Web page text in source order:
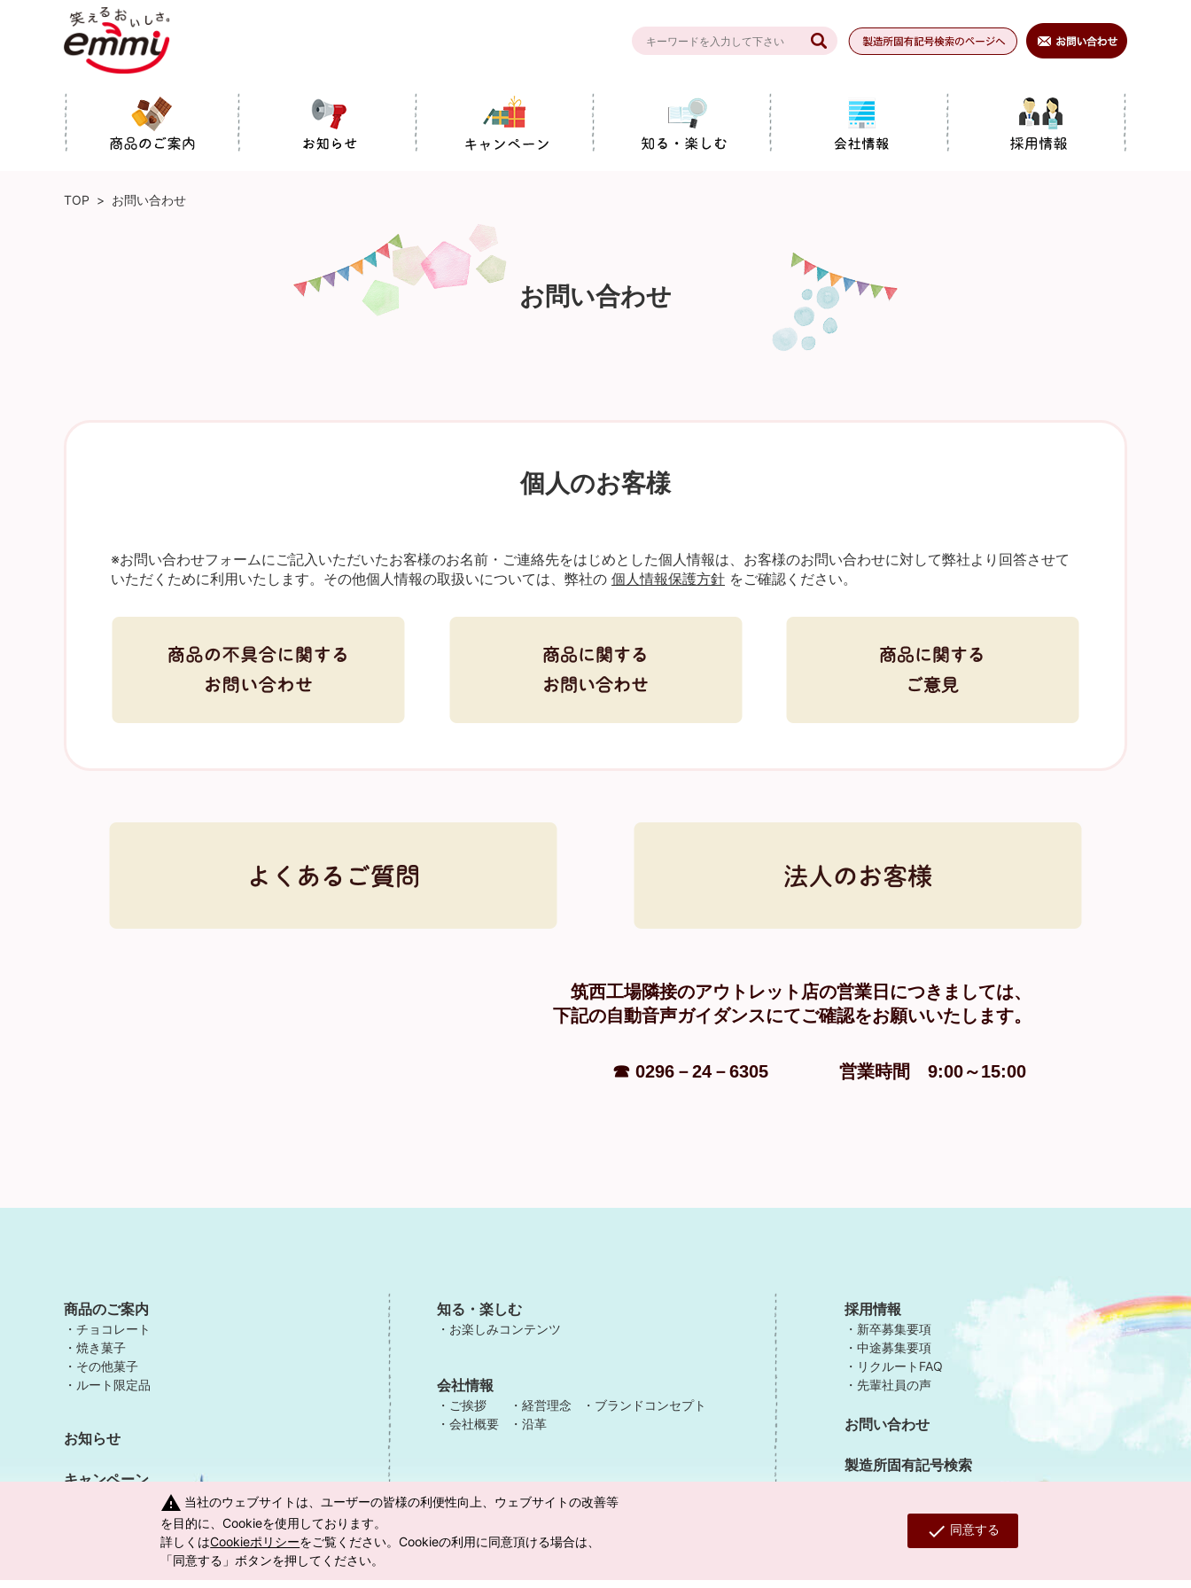
TOP > お問い合わせ
お問い合わせ
個人のお客様
※お問い合わせフォームにご記入いただいたお客様のお名前・ご連絡先をはじめとした個人情報は、お客様のお問い合わせに対して弊社より回答させて
いただくために利用いたします。その他個人情報の取扱いについては、弊社の 個人情報保護方針 をご確認ください。
筑西工場隣接のアウトレット店の営業日につきましては、
下記の自動音声ガイダンスにてご確認をお願いいたします。
☎ 0296－24－6305 営業時間 9:00～15:00
商品のご案内
チョコレート
焼き菓子
その他菓子
ルート限定品
お知らせ
キャンペーン
知る・楽しむ
お楽しみコンテンツ
会社情報
ご挨拶
会社概要
経営理念
沿革
ブランドコンセプト
採用情報
新卒募集要項
中途募集要項
リクルートFAQ
先輩社員の声
お問い合わせ
製造所固有記号検索
warning 当社のウェブサイトは、ユーザーの皆様の利便性向上、ウェブサイトの改善等
を目的に、Cookieを使用しております。
詳しくはCookieポリシーをご覧ください。Cookieの利用に同意頂ける場合は、
「同意する」ボタンを押してください。
check 同意する